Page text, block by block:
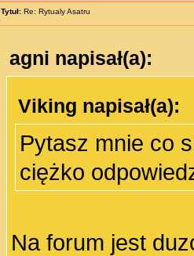
Tytuł: Re: Rytualy Asatru
agni napisał(a):
Viking napisał(a):
Pytasz mnie co
ciężko
Na forum jest